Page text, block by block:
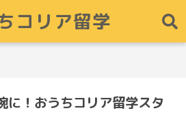
コリア留学
に！おうちコリア留学スタ